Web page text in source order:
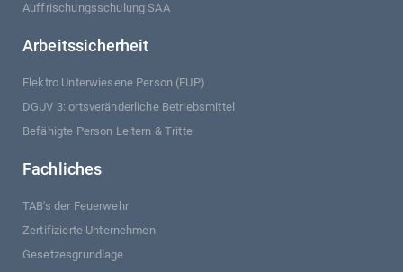
Auffrischungsschulung SAA
Arbeitssicherheit
Elektro Unterwiesene Person (EUP)
DGUV 3: ortsveränderliche Betriebsmittel
Befähigte Person Leitern & Tritte
Fachliches
TAB's der Feuerwehr
Zertifizierte Unternehmen
Gesetzesgrundlage